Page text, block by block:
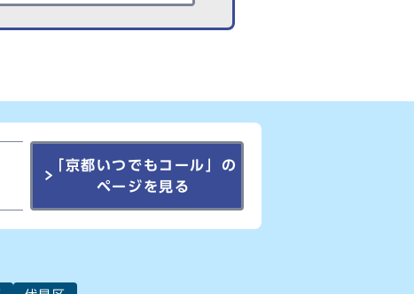
「京都いつでもコール」の
ページを見る